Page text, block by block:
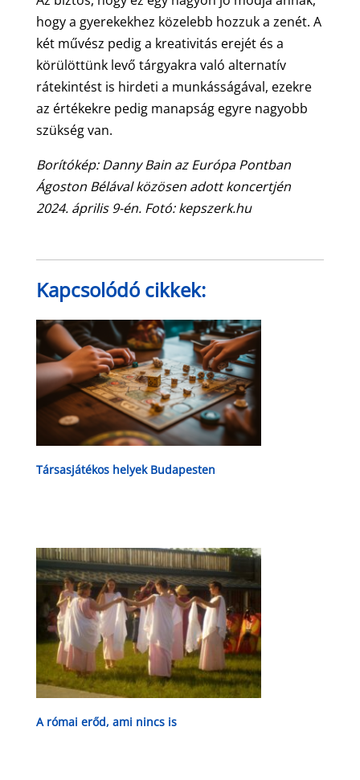
hogy a gyerekekhez közelebb hozzuk a zenét. A
két művész pedig a kreativitás erejét és a
körülöttünk levő tárgyakra való alternatív
rátekintést is hirdeti a munkásságával, ezekre
az értékekre pedig manapság egyre nagyobb
szükség van.
Borítókép: Danny Bain az Európa Pontban
Ágoston Bélával közösen adott koncertjén
2024. április 9-én. Fotó: kepszerk.hu
Kapcsolódó cikkek:
Társasjátékos helyek Budapesten
A római erőd, ami nincs is